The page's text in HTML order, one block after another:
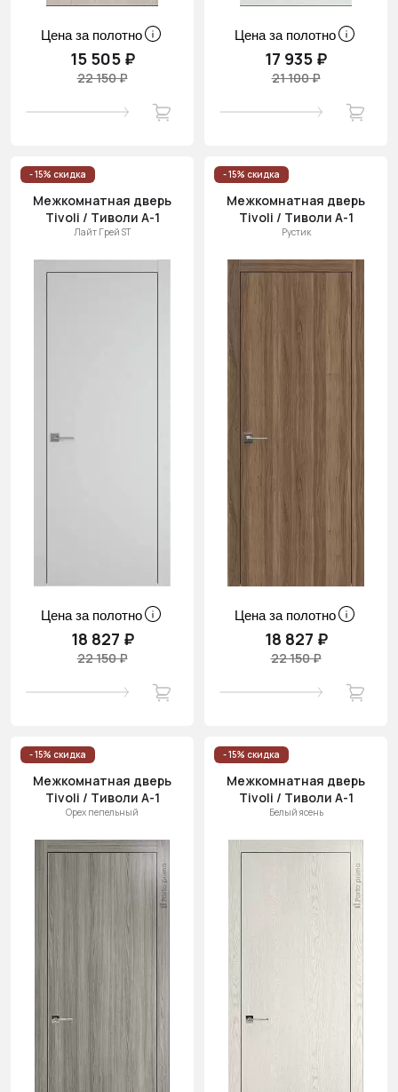
Цена за полотно
15 505 ₽
22 150 ₽
Цена за полотно
17 935 ₽
21 100 ₽
- 15% скидка
Межкомнатная дверь
Tivoli / Тиволи А-1
Лайт Грей ST
Цена за полотно
18 827 ₽
22 150 ₽
- 15% скидка
Межкомнатная дверь
Tivoli / Тиволи А-1
Рустик
Цена за полотно
18 827 ₽
22 150 ₽
- 15% скидка
Межкомнатная дверь
Tivoli / Тиволи А-1
Орех пепельный
- 15% скидка
Межкомнатная дверь
Tivoli / Тиволи А-1
Белый ясень